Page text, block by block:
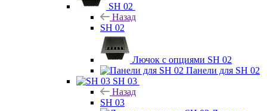
SH 02
Назад
SH 02
Лючок с опциями SH 02
Панели для SH 02
SH 03
Назад
SH 03